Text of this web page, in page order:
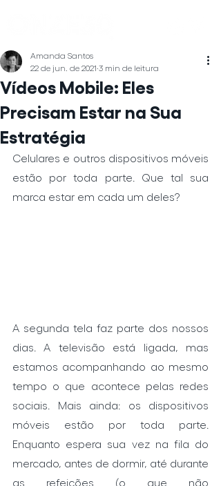
Vídeos Mobile: Eles
Precisam Estar na Sua
Estratégia
Amanda Santos
22 de jun. de 2021 3 min de leitura
Celulares e outros dispositivos móveis
estão por toda parte. Que tal sua
marca estar em cada um deles?
A segunda tela faz parte dos nossos
dias. A televisão está ligada, mas
estamos acompanhando ao mesmo
tempo o que acontece pelas redes
sociais. Mais ainda: os dispositivos
móveis estão por toda parte.
Enquanto espera sua vez na fila do
mercado, antes de dormir, até durante
as refeições (o que não